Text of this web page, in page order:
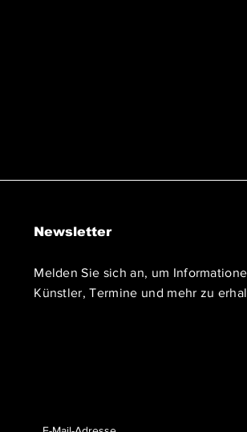
Newsletter
Melden Sie sich an, um
Künstler, Termine und mehr zu